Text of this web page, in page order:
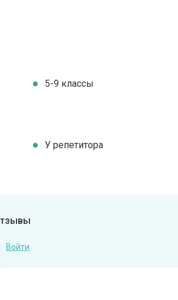
5-9 классы
У репетитора
Войти